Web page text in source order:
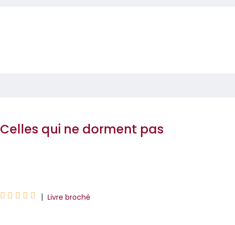
Celles qui ne dorment pas
     | Livre broché